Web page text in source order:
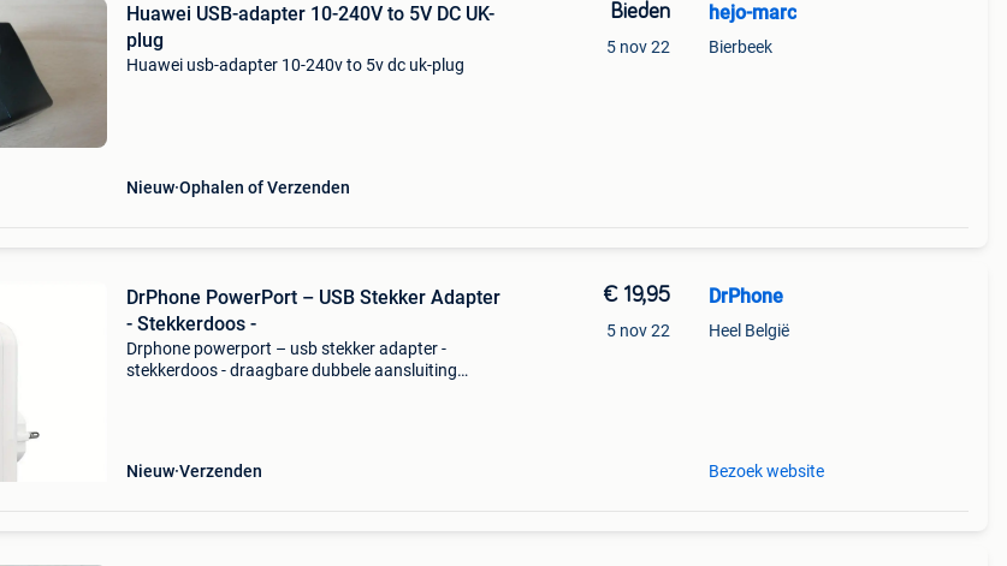
Huawei USB-adapter 10-240V to 5V DC UK-
plug
Huawei usb-adapter 10-240v to 5v dc uk-plug
Nieuw Ophalen of Verzenden
Bieden
5 nov 22
hejo-marc
Bierbeek
DrPhone PowerPort – USB Stekker Adapter
- Stekkerdoos -
Drphone powerport – usb stekker adapter -
stekkerdoos - draagbare dubbele aansluiting
Nieuw Verzenden
€ 19,95
5 nov 22
DrPhone
Heel België
Bezoek website